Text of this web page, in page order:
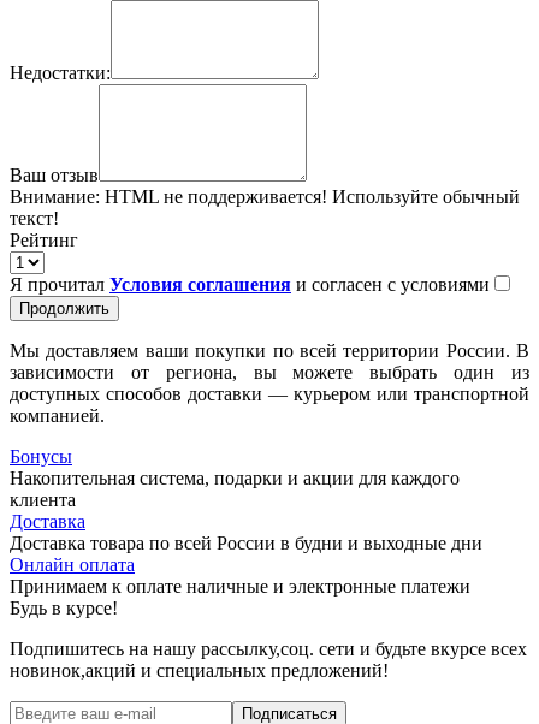
Недостатки:
Ваш отзыв
Внимание: HTML не поддерживается! Используйте обычный
текст!
Рейтинг
Я прочитал Условия соглашения и согласен с условиями
Продолжить
Мы доставляем ваши покупки по всей территории России. В
зависимости от региона, вы можете выбрать один из
доступных способов доставки — курьером или транспортной
компанией.
Бонусы
Накопительная система, подарки и акции для каждого
клиента
Доставка
Доставка товара по всей России в будни и выходные дни
Онлайн оплата
Принимаем к оплате наличные и электронные платежи
Будь в курсе!
Подпишитесь на нашу рассылку,соц. сети и будьте вкурсе всех
новинок,акций и специальных предложений!
Подписаться